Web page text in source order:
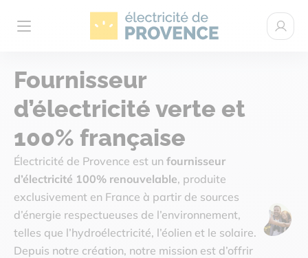
Ouvrir le menu
Électricité de Provence
ÉLECTRICITÉ VERTE
NOTRE PROJET
AIDE
ACTUALITÉS
Espace
Fournisseur
d’électricité verte et
100% française
Électricité de Provence est un fournisseur
d’électricité 100% renouvelable, produite
exclusivement en France à partir de sources
d’énergie respectueuses de l’environnement,
telles que l’hydroélectricité, l’éolien et le solaire.
Depuis notre création, notre mission est d’offrir